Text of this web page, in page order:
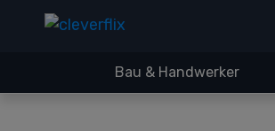
Bau & Handwerker